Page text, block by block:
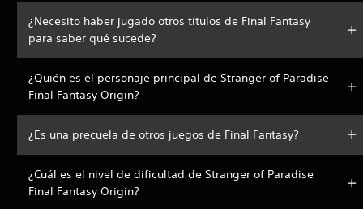
¿Necesito haber jugado otros títulos de Final Fantasy
para saber qué sucede?
¿Quién es el personaje principal de Stranger of Paradise
Final Fantasy Origin?
¿Es una precuela de otros juegos de Final Fantasy?
¿Cuál es el nivel de dificultad de Stranger of Paradise
Final Fantasy Origin?